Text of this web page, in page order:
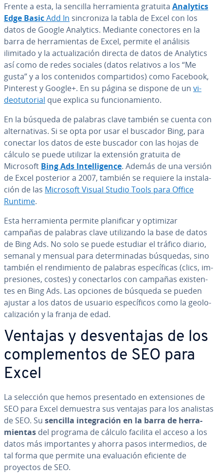
Frente a esta, la sencilla he­rra­mie­n­ta gratuita Analytics
Edge BasicAdd In si­n­cro­ni­za la tabla de Excel con los
datos de Google Analytics. Mediante co­ne­c­to­res en la
barra de he­rra­mie­n­tas de Excel, permite el análisis
ilimitado y la ac­tua­li­za­ción directa de datos de Analytics
así como de redes sociales (datos relativos a los “Me
gusta” y a los co­n­te­ni­dos co­m­pa­r­ti­dos) como Facebook,
Pinterest y Google+. En su página se dispone de un vi­
deo­tu­to­rial que explica su fu­n­cio­na­mie­n­to.
En la búsqueda de palabras clave también se cuenta con
al­te­r­na­ti­vas. Si se opta por usar el buscador Bing, para
conectar los datos de este buscador con las hojas de
cálculo se puede utilizar la extensión gratuita de
Microsoft Bing Ads In­te­lli­ge­n­ce. Además de una versión
de Excel posterior a 2007, también se requiere la in­s­ta­la­
ción de las Microsoft Visual Studio Tools para Office
Runtime.
Esta he­rra­mie­n­ta permite pla­ni­fi­car y optimizar
campañas de palabras clave uti­li­za­n­do la base de datos
de Bing Ads. No solo se puede estudiar el tráfico diario,
semanal y mensual para de­te­r­mi­na­das búsquedas, sino
también el re­n­di­mie­n­to de palabras es­pe­cí­fi­cas (clics, im­
pre­sio­nes, costes) y co­ne­c­tar­los con campañas exi­s­te­n­
tes en Bing Ads. Las opciones de búsqueda se pueden
ajustar a los datos de usuario es­pe­cí­fi­cos como la geo­lo­
ca­li­za­ción y la franja de edad.
Ventajas y de­s­ve­n­ta­jas de los
co­m­ple­me­n­tos de SEO para
Excel
La selección que hemos pre­se­n­ta­do en ex­te­n­sio­nes de
SEO para Excel demuestra sus ventajas para los analistas
de SEO. Su sencilla in­te­gra­ción en la barra de he­rra­
mie­n­tas del programa de cálculo facilita el acceso a los
datos más im­po­r­ta­n­tes y ahorra pasos in­te­r­me­dios, de
tal forma que permite una eva­lua­ción eficiente de
proyectos de SEO.